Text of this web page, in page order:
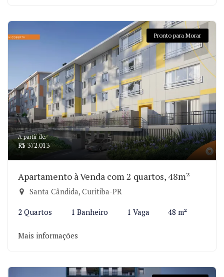
Pronto para Morar
A partir de:
R$ 372.013
Apartamento à Venda com 2 quartos, 48m²
Santa Cândida, Curitiba-PR
2 Quartos 1 Banheiro 1 Vaga 48 m²
Mais informações